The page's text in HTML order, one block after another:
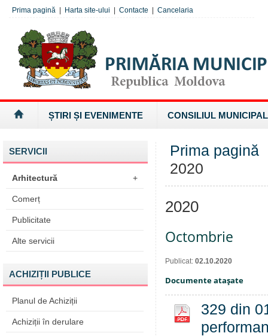
Prima pagină Harta site-ului Contacte Cancelaria
ȘTIRI ȘI EVENIMENTE CONSILIUL MUNICIPAL
SERVICII
Arhitectură +
Comerț
Publicitate
Alte servicii
ACHIZIȚII PUBLICE
Planul de Achiziții
Achiziții în derulare
Prima pagină
2020
2020
Octombrie
Publicat: 02.10.2020
Documente ataşate
329 din